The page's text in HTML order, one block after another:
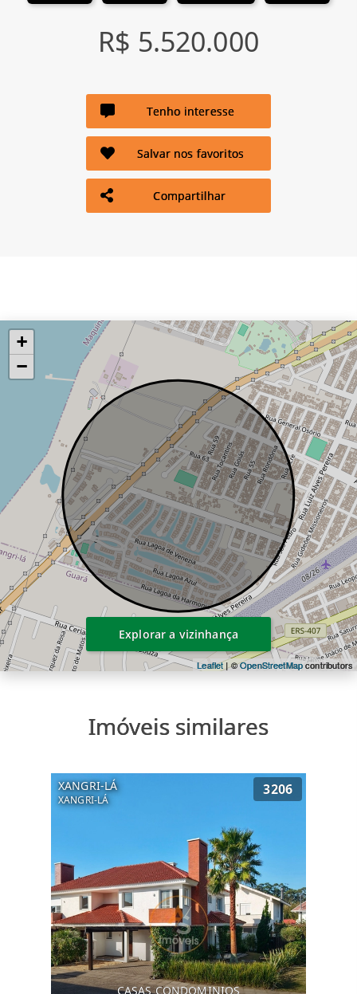
R$ 5.520.000
Tenho interesse
Salvar nos favoritos
Compartilhar
+
−
Leaflet| ©OpenStreetMapcontributors
Explorar a vizinhança
Imóveis similares
XANGRI-LÁ
XANGRI-LÁ
3206
CASAS CONDOMINIOS